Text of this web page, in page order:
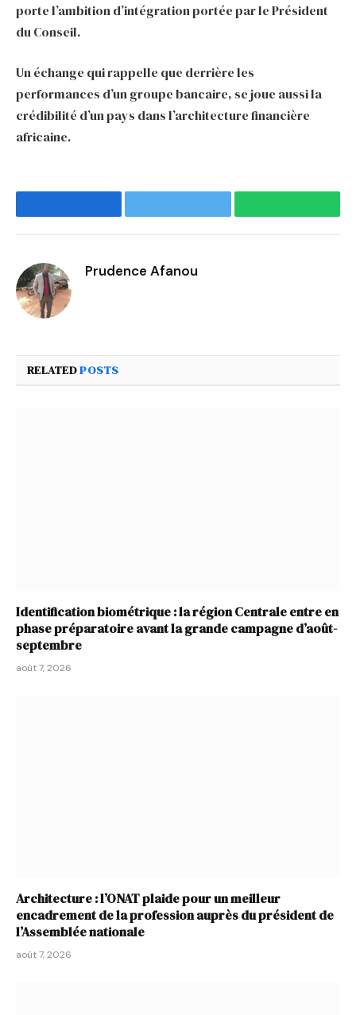
porte l’ambition d’intégration portée par le Président
du Conseil.
Un échange qui rappelle que derrière les
performances d’un groupe bancaire, se joue aussi la
crédibilité d’un pays dans l’architecture financière
africaine.
Facebook Twitter WhatsApp
Prudence Afanou
RELATEDPOSTS
Identification biométrique : la région Centrale entre en
phase préparatoire avant la grande campagne d’août-
septembre
août 7, 2026
Architecture : l’ONAT plaide pour un meilleur
encadrement de la profession auprès du président de
l’Assemblée nationale
août 7, 2026